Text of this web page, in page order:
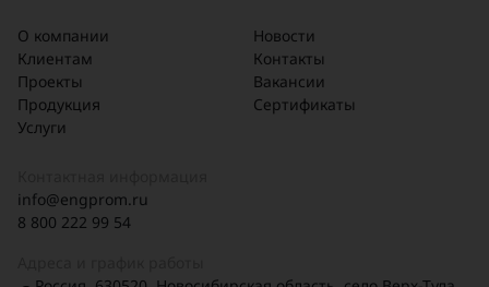
О компании
Клиентам
Проекты
Продукция
Услуги
Новости
Контакты
Вакансии
Сертификаты
info@engprom.ru
8 800 222 99 54